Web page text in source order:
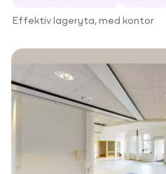
Effektiv lageryta, med kontor